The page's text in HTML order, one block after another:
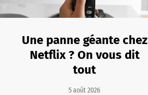
Une panne géante chez
Netflix ? On vous dit
tout
5 août 2026